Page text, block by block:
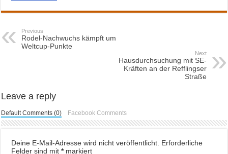
Previous
Rodel-Nachwuchs kämpft um
Weltcup-Punkte
Next
Hausdurchsuchung mit SE-
Kräften an der Refflingser
Straße
Leave a reply
Default Comments (0) Facebook Comments
Deine E-Mail-Adresse wird nicht veröffentlicht. Erforderliche
Felder sind mit*markiert